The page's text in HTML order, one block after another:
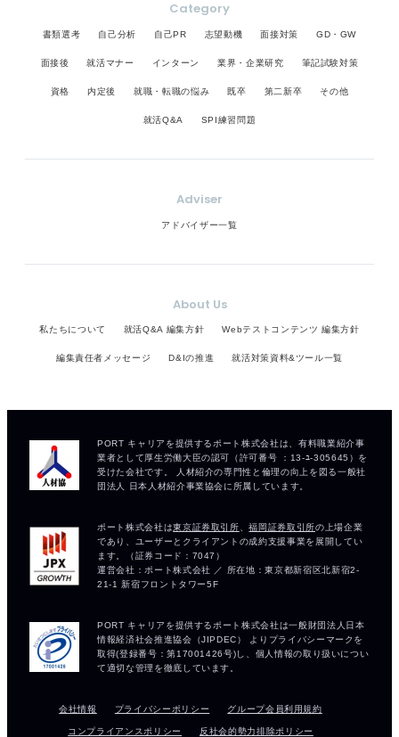
Category
書類選考 自己分析 自己PR 志望動機 面接対策 GD・GW
面接後 就活マナー インターン 業界・企業研究 筆記試験対策
資格 内定後 就職・転職の悩み 既卒 第二新卒 その他
就活Q&A SPI練習問題
Adviser
アドバイザー一覧
About Us
私たちについて 就活Q&A 編集方針 Webテストコンテンツ 編集方針
編集責任者メッセージ D&Iの推進 就活対策資料&ツール一覧
会社情報 プライバシーポリシー グループ会員利用規約
コンプライアンスポリシー 反社会的勢力排除ポリシー